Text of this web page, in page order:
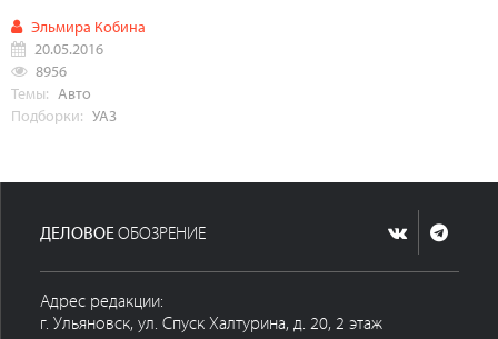
Эльмира Кобина
20.05.2016
8956
Темы: Авто
Подборки: УАЗ
ДЕЛОВОЕ ОБОЗРЕНИЕ
Адрес редакции:
г. Ульяновск, ул. Спуск Халтурина, д. 20, 2 этаж